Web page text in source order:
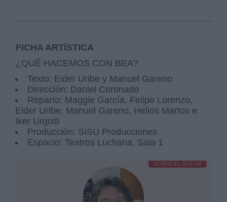
FICHA ARTÍSTICA
¿QUÉ HACEMOS CON BEA?
Texto: Eider Uribe y Manuel Gareno
Dirección: Daniel Coronado
Reparto: Maggie García, Felipe Lorenzo,
Eider Uribe, Manuel Gareno, Helios Martos e
Iker Urgoiti
Producción: SISU Producciones
Espacio: Teatros Luchana, Sala 1
SOBRE EL AUTOR